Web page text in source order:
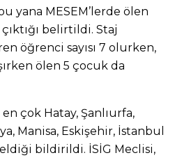
yana MESEM’lerde ölen
çıktığı belirtildi. Staj
öğrenci sayısı 7 olurken,
ölen 5 çocuk da
çok Hatay, Şanlıurfa,
Manisa, Eskişehir, İstanbul
bildirildi. İSİG Meclisi,